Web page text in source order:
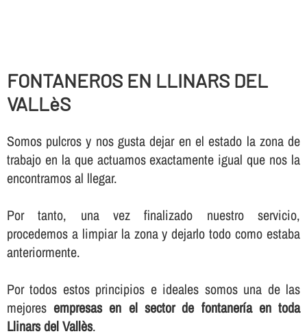
FONTANEROS EN LLINARS DEL
VALLèS
Somos pulcros y nos gusta dejar en el estado la zona de
trabajo en la que actuamos exactamente igual que nos la
encontramos al llegar.
Por tanto, una vez finalizado nuestro servicio,
procedemos a limpiar la zona y dejarlo todo como estaba
anteriormente.
Por todos estos principios e ideales somos una de las
mejoresempresas en el sector de fontanerí­a en toda
Llinars del Vallès.